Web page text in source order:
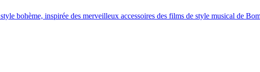
bohème, inspirée des merveilleux accessoires des films de style musical de